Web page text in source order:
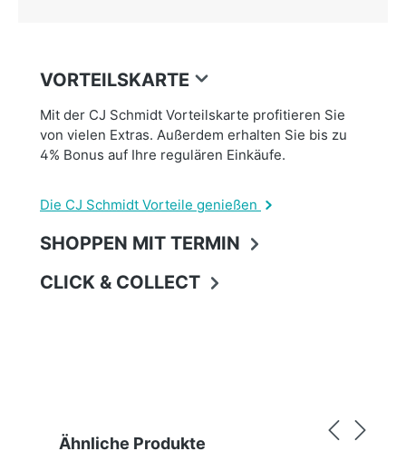
VORTEILSKARTE
Mit der CJ Schmidt Vorteilskarte profitieren Sie
von vielen Extras. Außerdem erhalten Sie bis zu
4% Bonus auf Ihre regulären Einkäufe.
Die CJ Schmidt Vorteile genießen
SHOPPEN MIT TERMIN
CLICK & COLLECT
Produktgalerie überspringen
Ähnliche Produkte